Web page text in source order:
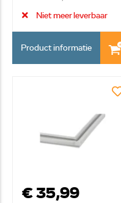
(tuss...
Niet meer leverbaar
Product informatie
€ 35,99